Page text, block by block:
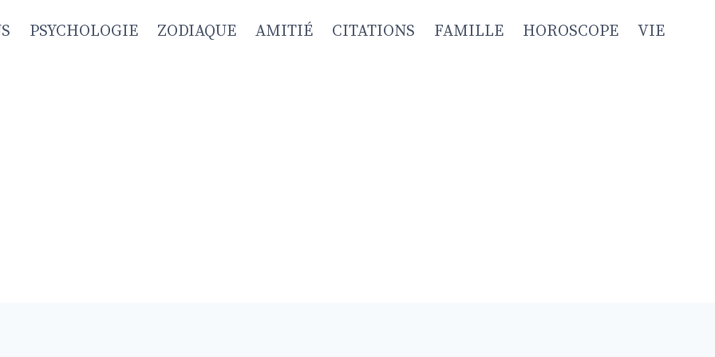
PSYCHOLOGIE ZODIAQUE AMITIÉ CITATIONS FAMILLE HOROSCOPE VIE